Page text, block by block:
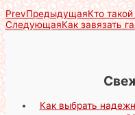
PrevПредыдущаяКто
СледующаяКак завязать
Как выбрать